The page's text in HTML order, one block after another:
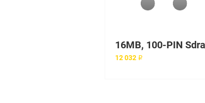
12 032 ₽